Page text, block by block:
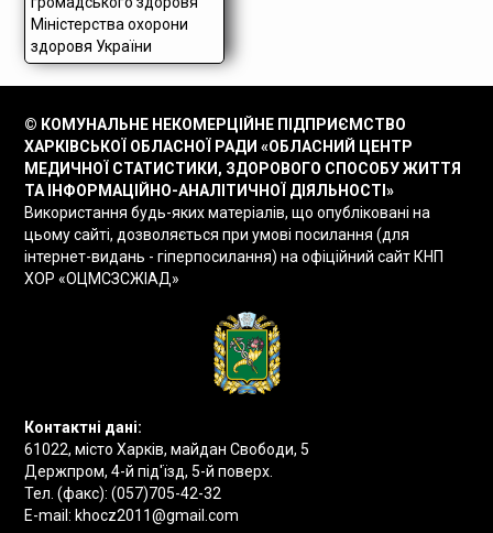
© КОМУНАЛЬНЕ НЕКОМЕРЦІЙНЕ ПІДПРИЄМСТВО
ХАРКІВСЬКОЇ ОБЛАСНОЇ РАДИ «ОБЛАСНИЙ ЦЕНТР
МЕДИЧНОЇ СТАТИСТИКИ, ЗДОРОВОГО СПОСОБУ ЖИТТЯ
ТА ІНФОРМАЦІЙНО-АНАЛІТИЧНОЇ ДІЯЛЬНОСТІ»
Використання будь-яких матеріалів, що опубліковані на
цьому сайті, дозволяється при умові посилання (для
інтернет-видань - гіперпосилання) на офіційний сайт КНП
ХОР «ОЦМСЗСЖІАД»
Контактні дані:
61022, місто Харків, майдан Свободи, 5
Держпром, 4-й під'їзд, 5-й поверх.
Тел. (факс):(057)705-42-32
E-mail:khocz2011@gmail.com